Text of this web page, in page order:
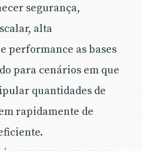
segurança,
alta
performance as bases
para cenários em que
quantidades de
rapidamente de